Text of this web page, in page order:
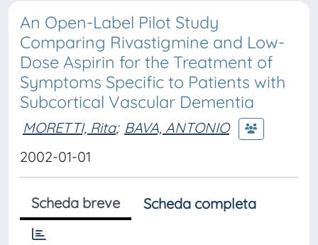
An Open-Label Pilot Study
Comparing Rivastigmine and Low-
Dose Aspirin for the Treatment of
Symptoms Specific to Patients with
Subcortical Vascular Dementia
MORETTI, Rita; BAVA, ANTONIO
2002-01-01
Scheda breve Scheda completa